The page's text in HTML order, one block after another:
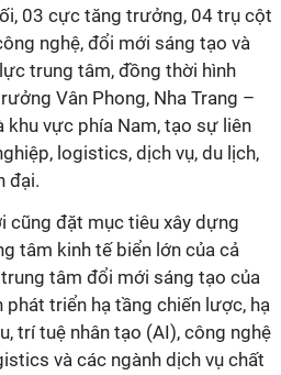
03 cực tăng trưởng, 04 trụ cột
nghệ, đổi mới sáng tạo và
trung tâm, đồng thời hình
Vân Phong, Nha Trang –
khu vực phía Nam, tạo sự liên
logistics, dịch vụ, du lịch,
đại.
cũng đặt mục tiêu xây dựng
tâm kinh tế biển lớn của cả
tâm đổi mới sáng tạo của
triển hạ tầng chiến lược, hạ
trí tuệ nhân tạo (AI), công nghệ
và các ngành dịch vụ chất